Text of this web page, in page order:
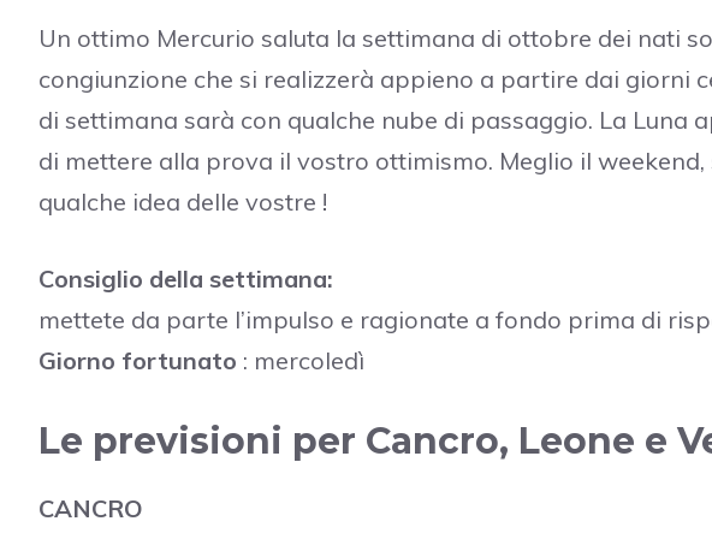
Un ottimo Mercurio saluta la settimana di ottobre dei nati
congiunzione che si realizzerà appieno a partire dai giorni
di settimana sarà con qualche nube di passaggio. La Luna
di mettere alla prova il vostro ottimismo. Meglio il
qualche idea delle vostre !
Consiglio della settimana:
mettete da parte l’impulso e ragionate a fondo prima di
Giorno fortunato : mercoledì
Le previsioni per Cancro, Leone e
CANCRO